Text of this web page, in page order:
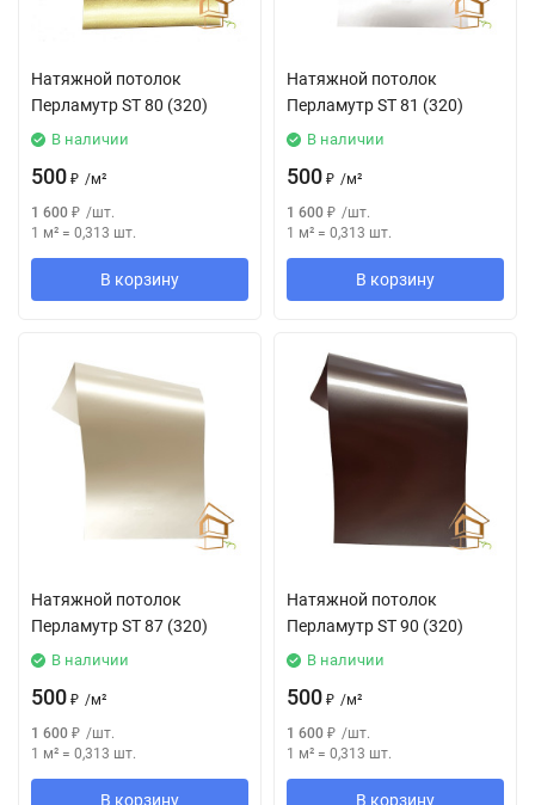
Натяжной потолок
Перламутр SТ 80 (320)
В наличии
500 ₽ /м²
1 600 ₽ /шт.
1 м² = 0,313 шт.
В корзину
Натяжной потолок
Перламутр SТ 81 (320)
В наличии
500 ₽ /м²
1 600 ₽ /шт.
1 м² = 0,313 шт.
В корзину
Натяжной потолок
Перламутр SТ 87 (320)
В наличии
500 ₽ /м²
1 600 ₽ /шт.
1 м² = 0,313 шт.
В корзину
Натяжной потолок
Перламутр SТ 90 (320)
В наличии
500 ₽ /м²
1 600 ₽ /шт.
1 м² = 0,313 шт.
В корзину